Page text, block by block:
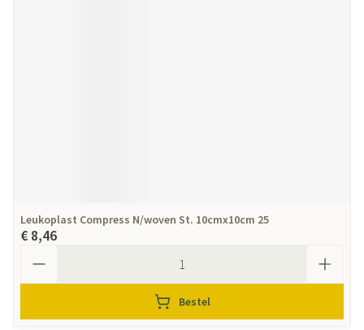
Leukoplast Compress N/woven St. 10cmx10cm 25
€ 8,46
Bestel